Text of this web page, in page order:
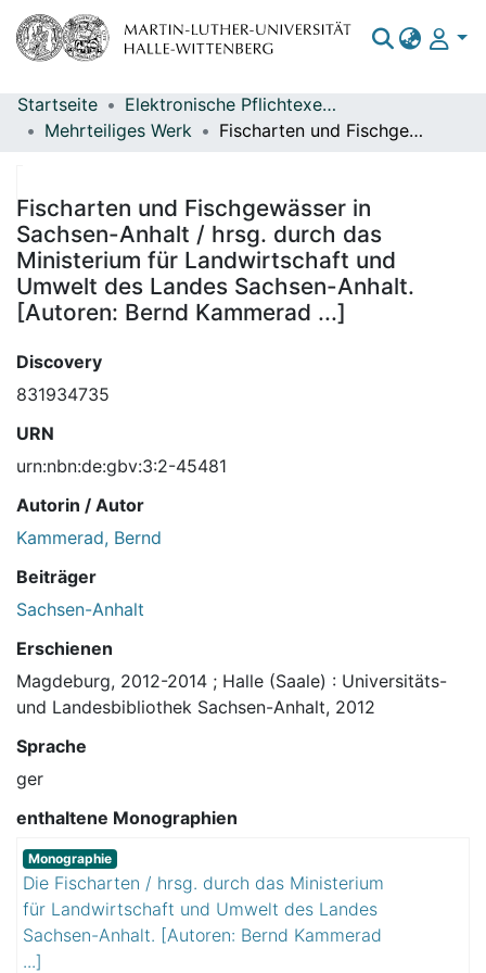
Bereiche & Sammlungen
Statistiken
Startseite
Elektronische Pflichtexemplare
Mehrteiliges Werk
Fischarten und Fischgewässer in Sachsen-Anhalt / hrsg. durch das Ministerium für Landwirtschaft und Umwelt des Landes Sachsen-Anhalt. [Autoren: Bernd Kammerad ...]
Fischarten und Fischgewässer in
Sachsen-Anhalt / hrsg. durch das
Ministerium für Landwirtschaft und
Umwelt des Landes Sachsen-Anhalt.
[Autoren: Bernd Kammerad ...]
Discovery
831934735
URN
urn:nbn:de:gbv:3:2-45481
Autorin / Autor
Kammerad, Bernd
Beiträger
Sachsen-Anhalt
Erschienen
Magdeburg, 2012-2014 ; Halle (Saale) : Universitäts-
und Landesbibliothek Sachsen-Anhalt, 2012
Sprache
ger
enthaltene Monographien
Monographie
Die Fischarten / hrsg. durch das Ministerium
für Landwirtschaft und Umwelt des Landes
Sachsen-Anhalt. [Autoren: Bernd Kammerad
...]